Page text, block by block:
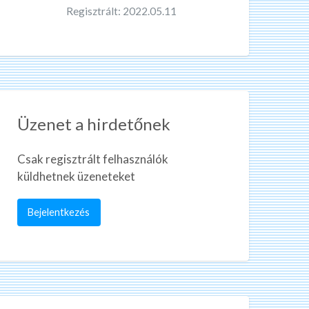
Regisztrált: 2022.05.11
Üzenet a hirdetőnek
Csak regisztrált felhasználók
küldhetnek üzeneteket
Bejelentkezés